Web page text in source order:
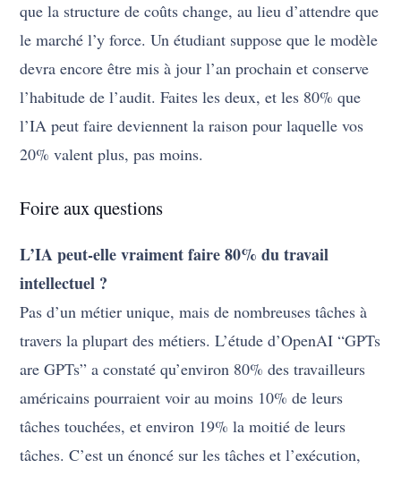
que la structure de coûts change, au lieu d’attendre que
le marché l’y force. Un étudiant suppose que le modèle
devra encore être mis à jour l’an prochain et conserve
l’habitude de l’audit. Faites les deux, et les 80% que
l’IA peut faire deviennent la raison pour laquelle vos
20% valent plus, pas moins.
Foire aux questions
L’IA peut-elle vraiment faire 80% du travail
intellectuel ?
Pas d’un métier unique, mais de nombreuses tâches à
travers la plupart des métiers. L’étude d’OpenAI “GPTs
are GPTs” a constaté qu’environ 80% des travailleurs
américains pourraient voir au moins 10% de leurs
tâches touchées, et environ 19% la moitié de leurs
tâches. C’est un énoncé sur les tâches et l’exécution,